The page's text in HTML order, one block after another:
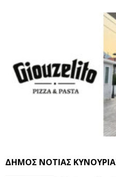
ΔΗΜΟΣ ΝΟΤΙΑΣ